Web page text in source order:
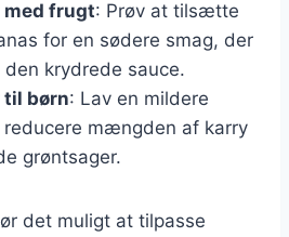
med frugt: Prøv at tilsætte
for en sødere smag, der
krydrede sauce.
til børn: Lav en mildere
mængden af karry
grøntsager.
det muligt at tilpasse